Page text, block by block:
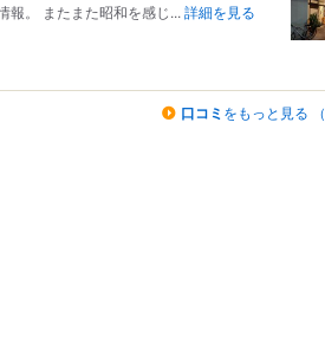
報。 またまた昭和を感じ... 詳細を見る
口コミ をもっと見る （